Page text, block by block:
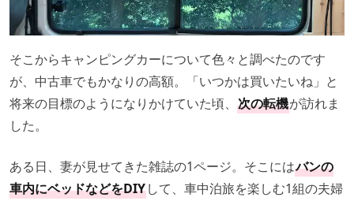
そこからキャンピングカーについて色々と調べたのです
が、中古車でもかなりの高額。「いつかは買いたいね」と
将来の目標のようになりかけていた頃、 次の転機が訪れま
した。
ある日、妻が見せてきた雑誌の1ページ。そこにはバンの
車内にベッドなどをDIYして、車中泊旅を楽しむ1組の夫婦